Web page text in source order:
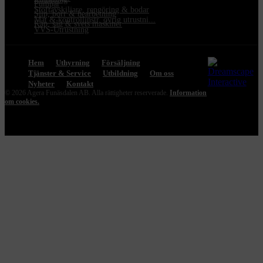
Pumpar
Slip, borr & bearbetning
Kap, såg & svets maskiner
Stoftavskiljare, rengöring & bodar
Mät & kontrollinstr. övrig utrustni...
VVS-Utrustning
Hem Uthyrning
Försäljning
Tjänster & Service
Utbildning
Om oss
Nyheter
Kontakt
© 2026 Agera Funäsdalen AB. Alla rättigheter reserverade. Information
om cookies.